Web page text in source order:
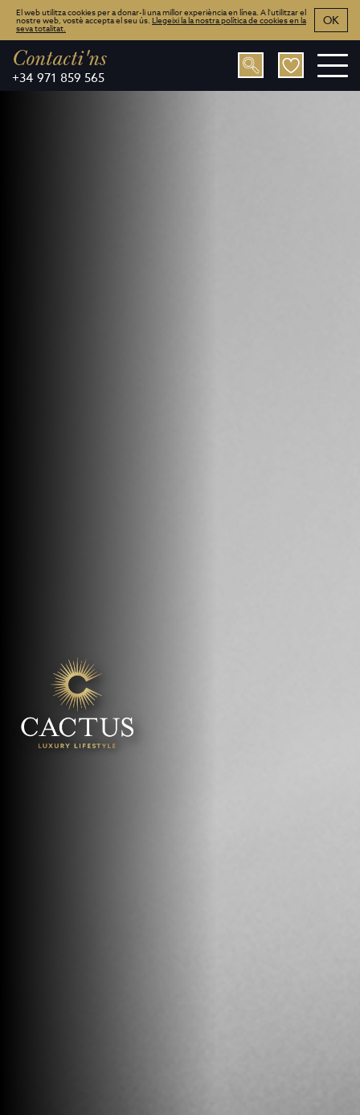
Contacti'ns
+34 971 859 565
El web utilitza cookies per a donar-li una millor experiència en línea. A l'utilitzar el
nostre web, vostè accepta el seu ús. Llegeixi la la nostra política de cookies en la
seva totalitat.
OK